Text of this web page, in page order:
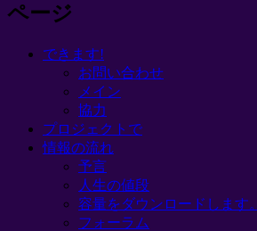
ページ
できます!
お問い合わせ
メイン
協力
プロジェクトで
情報の流れ
予言
人生の値段
容量をダウンロードします。
フォーラム